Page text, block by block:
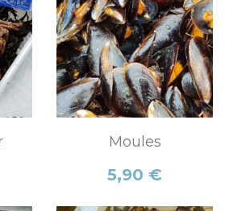
Moules
Prix
5,90 €